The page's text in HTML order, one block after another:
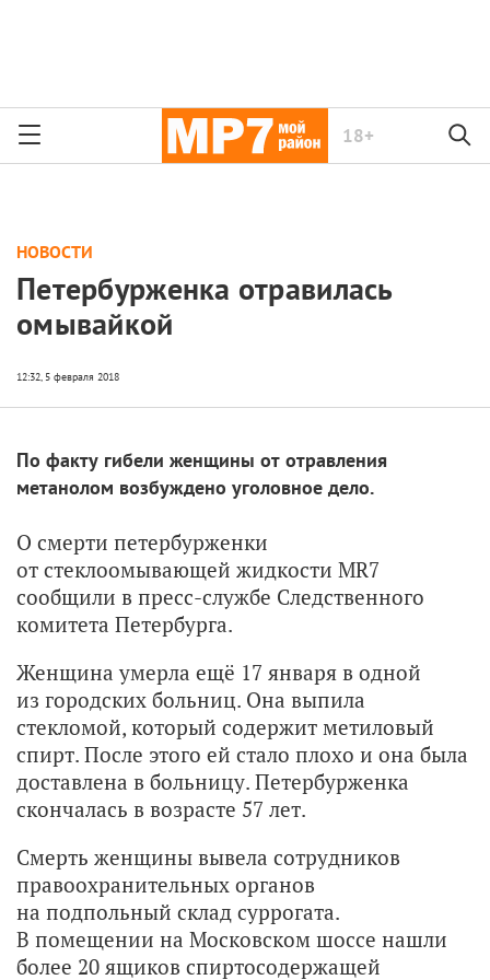
18+
НОВОСТИ
Петербурженка отравилась
омывайкой
По факту гибели женщины от отравления
метанолом возбуждено уголовное дело.
О смерти петербурженки
от стеклоомывающей жидкости MR7
сообщили в пресс-службе Следственного
комитета Петербурга.
Женщина умерла ещё 17 января в одной
из городских больниц. Она выпила
стекломой, который содержит метиловый
спирт. После этого ей стало плохо и она была
доставлена в больницу. Петербурженка
скончалась в возрасте 57 лет.
Смерть женщины вывела сотрудников
правоохранительных органов
на подпольный склад суррогата.
В помещении на Московском шоссе нашли
более 20 ящиков спиртосодержащей